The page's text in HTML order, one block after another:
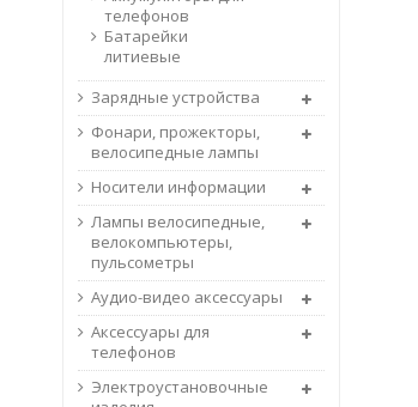
телефонов
Батарейки
литиевые
Зарядные устройства
Фонари, прожекторы,
велосипедные лампы
Носители информации
Лампы велосипедные,
велокомпьютеры,
пульсометры
Аудио-видео аксессуары
Аксессуары для
телефонов
Электроустановочные